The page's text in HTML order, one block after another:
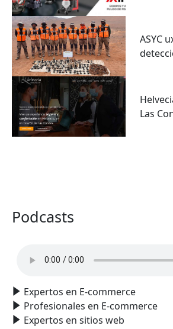
ASYC
Las
Podcasts
Expertos en E-commerce
Profesionales en E-commerce
Expertos en sitios web